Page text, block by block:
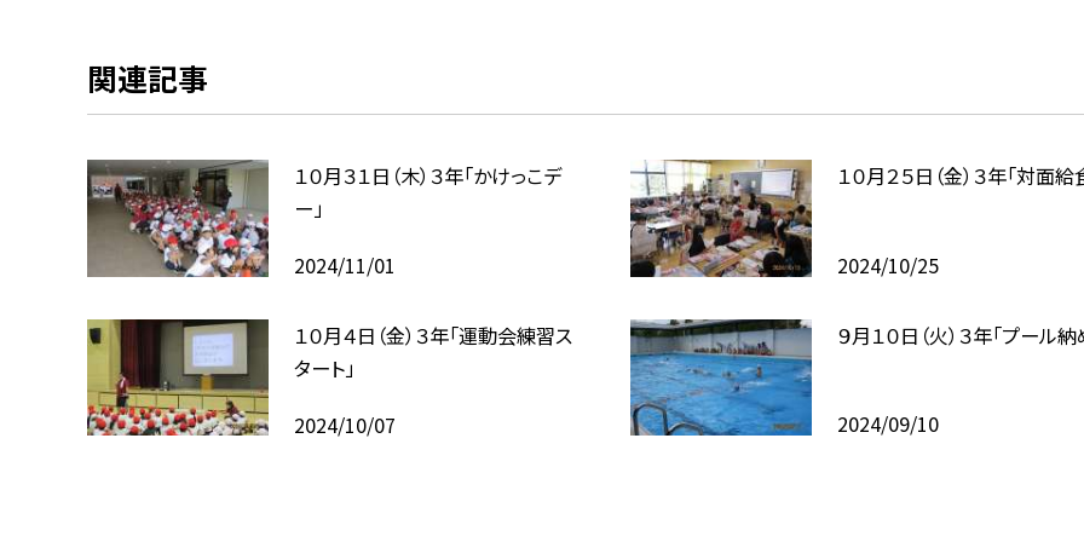
関連記事
１０月３１日（木）３年「かけっこデ
ー」
2024/11/01
１０月２５日（金）３年「対面給
2024/10/25
１０月４日（金）３年「運動会練習ス
タート」
2024/10/07
９月１０日（火）３年「プール納
2024/09/10